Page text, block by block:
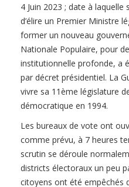
4 Juin 2023 ; date à
d’élire un Premier Ministre
former un nouveau
Nationale Populaire, pour
institutionnelle profonde, a
par décret présidentiel. La
vivre sa 11ème législature
démocratique en 1994.
Les bureaux de vote ont
comme prévu, à 7 heures
scrutin se déroule
districts électoraux un peu
citoyens ont été empêchés